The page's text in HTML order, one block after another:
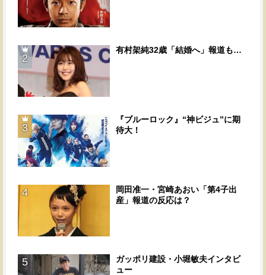
2
有村架純32歳「結婚へ」報道も…
3
『ブルーロック』“神ビジュ”に期
待大！
4
岡田准一・宮崎あおい「第4子出
産」報道の反応は？
5
ガッポリ建設・小堀敏夫インタビ
ュー